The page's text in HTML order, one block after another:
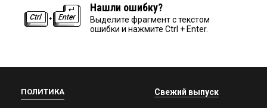
Нашли ошибку?
Выделите фрагмент с текстом
ошибки и нажмите Ctrl + Enter.
ПОЛИТИКА Свежий выпуск